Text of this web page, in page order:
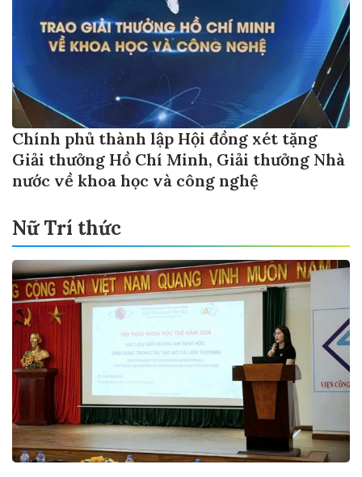
Chính phủ thành lập Hội đồng xét tặng
Giải thưởng Hồ Chí Minh, Giải thưởng Nhà
nước về khoa học và công nghệ
Nữ Trí thức